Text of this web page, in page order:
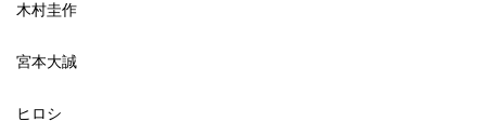
木村圭作
宮本大誠
ヒロシ